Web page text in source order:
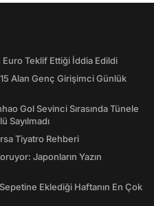
Euro Teklif Ettiği İddia Edildi
Alan Genç Girişimci Günlük
Gol Sevinci Sırasında Tünele
Sayılmadı
Tiyatro Rehberi
Japonların Yazın
Eklediği Haftanın En Çok